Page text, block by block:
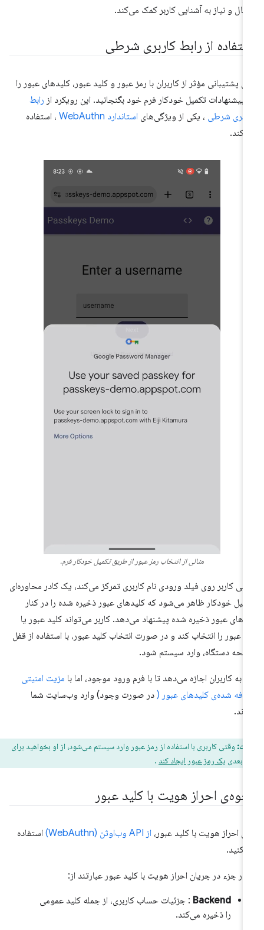
و نیاز به آشنایی کاربر کمک می‌کند.
از رابط کاربری شرطی
پشتیبانی مؤثر از کاربران با رمز عبور و کلید عبور، کلیدهای عبور را
پیشنهادات تکمیل خودکار فرم خود بگنجانید. این رویکرد ازرابط
شرطی ، یکی از ویژگی‌هایاستاندارد WebAuthn
، استفاده
مثالی از انتخاب رمز عبور از طریق تکمیل خودکار فرم.
کاربر روی فیلد ورودی نام کاربری تمرکز می‌کند، یک کادر محاوره‌ای
خودکار ظاهر می‌شود که کلیدهای عبور ذخیره شده را در کنار
عبور ذخیره شده پیشنهاد می‌دهد. کاربر می‌تواند کلید عبور یا
عبور را انتخاب کند و در صورت انتخاب کلید عبور، با استفاده از قفل
دستگاه، وارد سیستم شود.
به کاربران اجازه می‌دهد تا با فرم ورود موجود، اما بامزیت امنیتی
شده‌ی کلیدهای عبور (در صورت وجود) وارد وب‌سایت شما
وقتی کاربری با استفاده از رمز عبور وارد سیستم می‌شود، از او بخواهید برای
بعدییک رمز عبور ایجاد کند.
احراز هویت با کلید عبور
احراز هویت با کلید عبور،از API وب‌اوثن (WebAuthn)
استفاده
جزء در جریان احراز هویت با کلید عبور عبارتند از:
Backend: جزئیات حساب کاربری، از جمله کلید عمومی
را ذخیره می‌کند.